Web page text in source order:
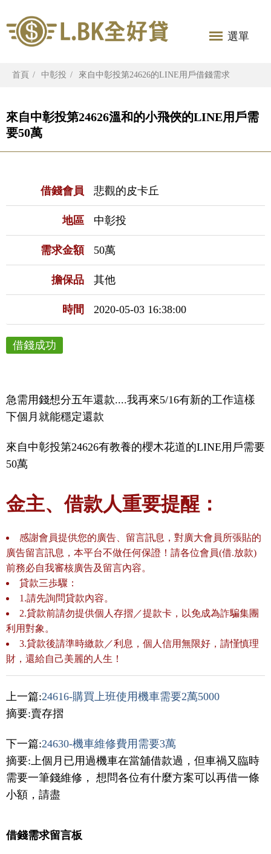
選單
首頁 中彰投 來自中彰投第24626的LINE用戶借錢需求
來自中彰投第24626溫和的小飛俠的LINE用戶需
要50萬
借錢會員 悲觀的皮卡丘
地區 中彰投
需求金額 50萬
擔保品 其他
時間 2020-05-03 16:38:00
借錢成功
急需用錢想分五年還款....我再來5/16有新的工作這樣
下個月就能穩定還款
來自中彰投第24626有教養的櫻木花道的LINE用戶需要
50萬
金主、借款人重要提醒：
感謝會員提供您的廣告、留言訊息，對廣大會員所張貼的
廣告留言訊息，本平台不做任何保證！請各位會員(借.放款)
前務必自我審核廣告及留言內容。
貸款三歩驟：
1.請先詢問貸款內容。
2.貸款前請勿提供個人存摺／提款卡，以免成為詐騙集團
利用對象。
3.貸款後請準時繳款／利息，個人信用無限好，請慬慎理
財，還給自己美麗的人生！
上一篇:24616-購買上班使用機車需要2萬5000
摘要:賣存摺
下一篇:24630-機車維修費用需要3萬
摘要:上個月已用過機車在當舖借款過，但車禍又臨時
需要一筆錢維修， 想問各位有什麼方案可以再借一條
小額，請盡
借錢需求留言板